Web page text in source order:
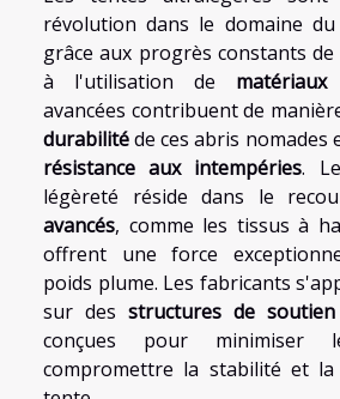
révolution dans le domaine
grâce aux progrès constants
à l'utilisation de
avancées contribuent de
durabilitéde ces abris
résistance aux intempéries.
légèreté réside dans le
avancés, comme les tissus à
offrent une force
poids plume. Les fabricants
sur des structures de soutien
conçues pour minimiser
compromettre la stabilité et la